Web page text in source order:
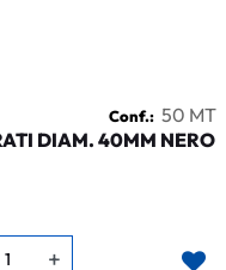
Conf.: 50 MT
DIAM. 40MM NERO